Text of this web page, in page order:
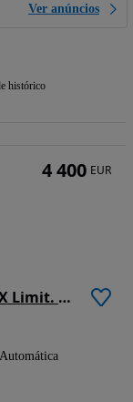
Ver anúncios
histórico
Chrysler Grand Voyager 2.8 CRD ATX Limit. Stow Go DPF
Automática
4 400 EUR